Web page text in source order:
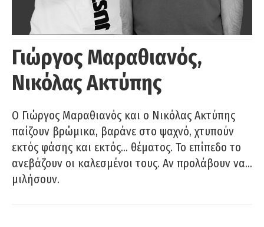
Γιώργος Μαραθιανός,
Νικόλας Ακτύπης
Ο Γιώργος Μαραθιανός και ο Νικόλας Ακτύπης
παίζουν βρώμικα, βαράνε στο ψαχνό, χτυπούν
εκτός φάσης και εκτός… θέματος. Το επίπεδο το
ανεβάζουν οι καλεσμένοι τους. Αν προλάβουν να…
μιλήσουν.